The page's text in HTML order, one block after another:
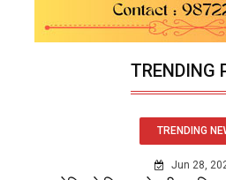
TRENDING
TRENDING
Jun 28,